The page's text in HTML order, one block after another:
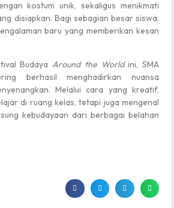
kostum unik, sekaligus menikmati
disiapkan. Bagi sebagian besar siswa,
baru yang memberikan kesan
Budaya Around the Worldini, SMA
berhasil menghadirkan nuansa
Melalui cara yang kreatif,
di ruang kelas, tetapi juga mengenal
kebudayaan dari berbagai belahan